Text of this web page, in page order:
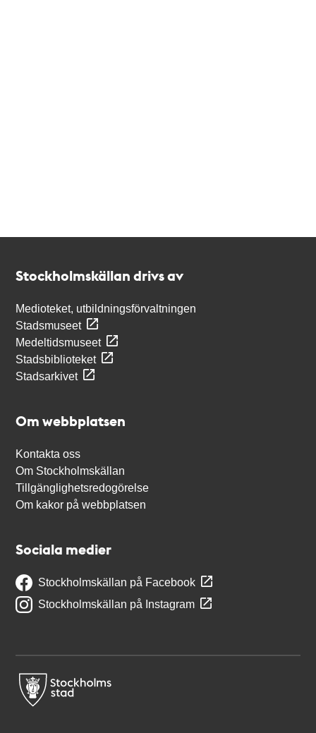
Stockholmskällan drivs av
Medioteket, utbildningsförvaltningen
Stadsmuseet
Medeltidsmuseet
Stadsbiblioteket
Stadsarkivet
Om webbplatsen
Kontakta oss
Om Stockholmskällan
Tillgänglighetsredogörelse
Om kakor på webbplatsen
Sociala medier
Stockholmskällan på Facebook
Stockholmskällan på Instagram